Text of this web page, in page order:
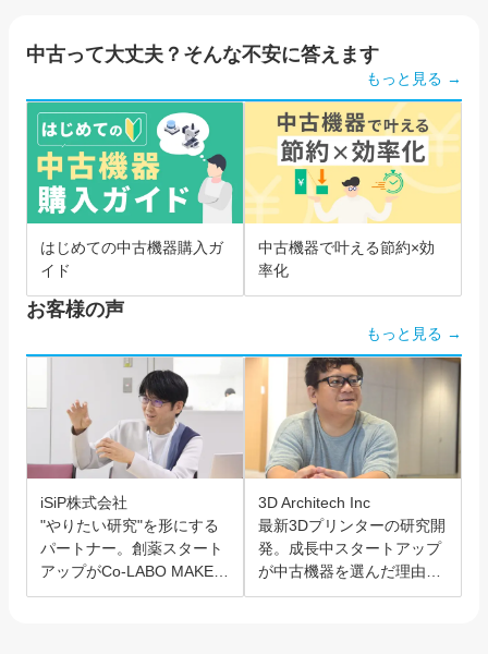
中古って大丈夫？そんな不安に答えます
もっと見る →
はじめての中古機器購入ガ
イド
中古機器で叶える節約×効
率化
お客様の声
もっと見る →
iSiP株式会社
"やりたい研究"を形にする
パートナー。創薬スタート
アップがCo-LABO MAKER
を選んだ理由。
3D Architech Inc
最新3Dプリンターの研究開
発。成長中スタートアップ
が中古機器を選んだ理由と
は？